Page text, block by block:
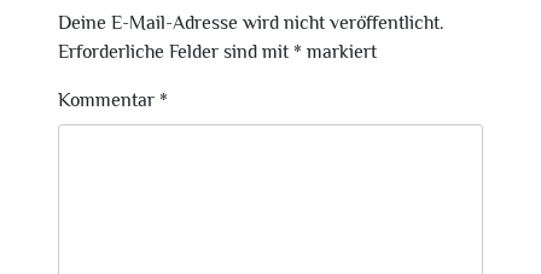
Deine E-Mail-Adresse wird nicht veröffentlicht.
Erforderliche Felder sind mit * markiert
Kommentar *